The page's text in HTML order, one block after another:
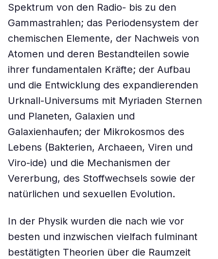
Spektrum von den Radio- bis zu den
Gammastrahlen; das Periodensystem der
chemischen Elemente, der Nachweis von
Atomen und deren Bestandteilen sowie
ihrer fundamentalen Kräfte; der Aufbau
und die Entwicklung des expandierenden
Urknall-Universums mit Myriaden Sternen
und Planeten, Galaxien und
Galaxienhaufen; der Mikrokosmos des
Lebens (Bakterien, Archaeen, Viren und
Viro-ide) und die Mechanismen der
Vererbung, des Stoffwechsels sowie der
natürlichen und sexuellen Evolution.
In der Physik wurden die nach wie vor
besten und inzwischen vielfach fulminant
bestätigten Theorien über die Raumzeit